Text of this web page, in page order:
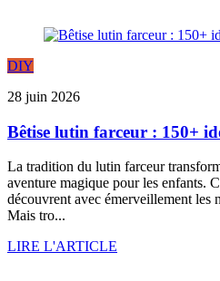
DIY
28 juin 2026
Bêtise lutin farceur : 150+
La tradition du lutin farceur
aventure magique pour les enfants.
découvrent avec émerveillement les
Mais tro...
LIRE L'ARTICLE